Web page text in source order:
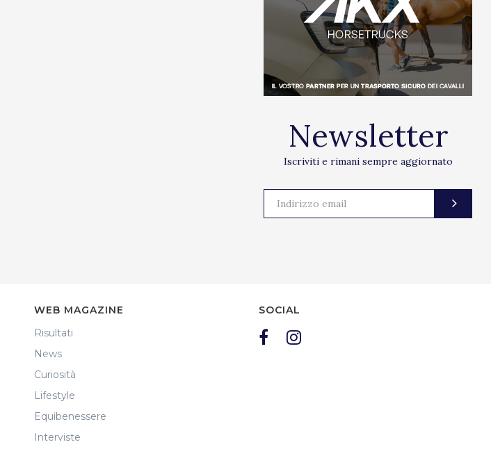
Newsletter
Iscriviti e rimani sempre aggiornato
WEB MAGAZINE
Risultati
News
Curiosità
Lifestyle
Equibenessere
Interviste
SOCIAL